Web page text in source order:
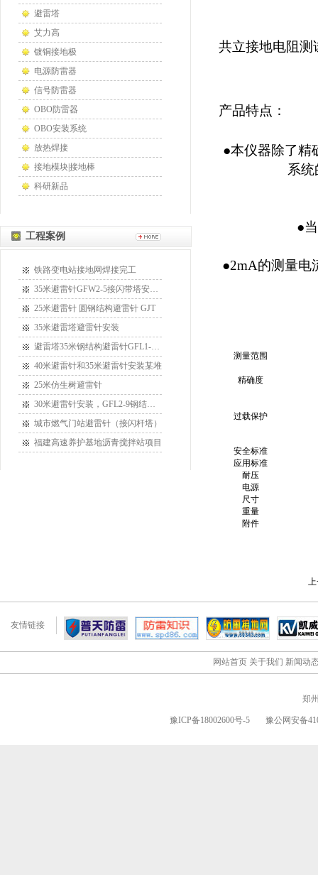
避雷塔
艾力高
镀铜接地极
电源防雷器
信号防雷器
OBO防雷器
OBO安装系统
放热焊接
接地模块|接地棒
科研新品
工程案例
铁路变电站接地网焊接完工
35米避雷针GFW2-5接闪带塔安装某
25米避雷针 圆钢结构避雷针 GJT
35米避雷塔避雷针安装
避雷塔35米钢结构避雷针GFL1-15安
40米避雷针和35米避雷针安装某堆
25米仿生树避雷针
30米避雷针安装，GFL2-9钢结构接
城市燃气门站避雷针（接闪杆塔）
福建高速养护基地沥青搅拌站项目
共立接地电阻测
产品特点：
●本仪器除了精
系
●
●2mA的测量电
测量范围
精确度
过载保护
安全标准
应用标准
耐压
电源
尺寸
重量
附件
友情链接
网站首页 关于我们 新闻动
郑
豫ICP备18002600号-5 豫公网安备